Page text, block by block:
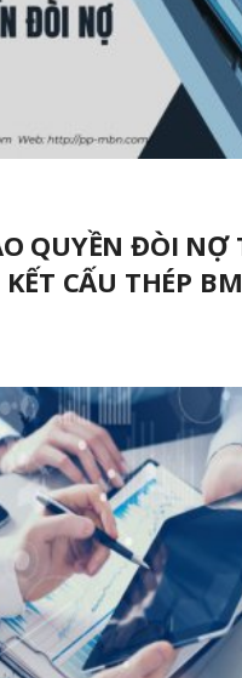
QUYỀN ĐÒI NỢ
CẤU THÉP